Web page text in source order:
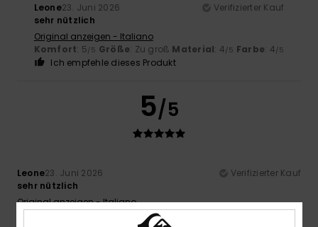
Leone23. Juni 2026
Verifizierter Kauf
sehr nützlich
Original anzeigen - Italiano
Komfort: 5/5 Größe: Zu groß Material: 4/5 Farbe: 4/5
Ich empfehle dieses Produkt
5/5
Leone23. Juni 2026
Verifizierter Kauf
sehr nützlich
Original anzeigen - Italiano
Preis-Leistungs-Verhältnis